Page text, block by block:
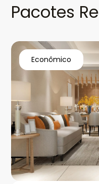
Pacotes
Econômico